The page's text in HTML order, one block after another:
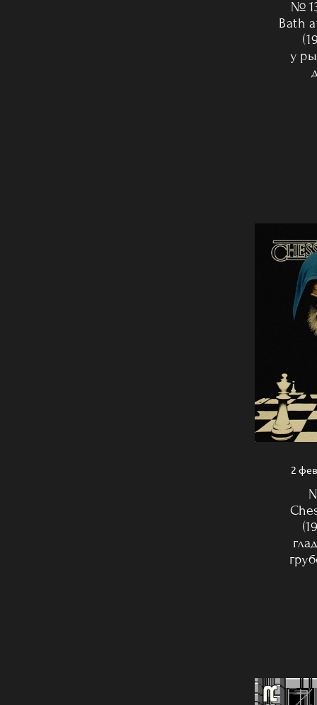
№
Bath
у
2